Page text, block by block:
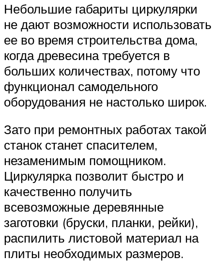
Небольшие габариты циркулярки
не дают возможности использовать
ее во время строительства дома,
когда древесина требуется в
больших количествах, потому что
функционал самодельного
оборудования не настолько широк.
Зато при ремонтных работах такой
станок станет спасителем,
незаменимым помощником.
Циркулярка позволит быстро и
качественно получить
всевозможные деревянные
заготовки (бруски, планки, рейки),
распилить листовой материал на
плиты необходимых размеров.